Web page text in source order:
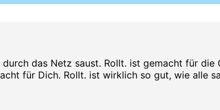
das Netz saust. Rollt. ist gemacht für die
für Dich. Rollt. ist wirklich so gut, wie alle